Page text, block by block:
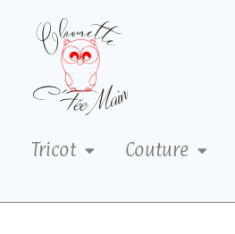
Tricot Couture